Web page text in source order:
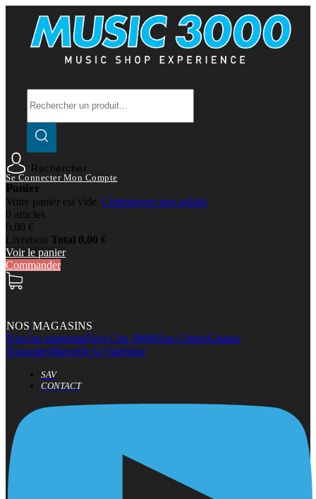
Rechercher
Se Connecter Mon Compte
Panier
Votre panier est vide. Commencer mes achats
0 articles
0,00 €
Livraison Total 0,00 €
Voir le panier
Commander
NOS MAGASINS
Tous les magasinsNice Cap 3000Nice CentreCannes
TourradesMarseille la Valentine
SAV
CONTACT